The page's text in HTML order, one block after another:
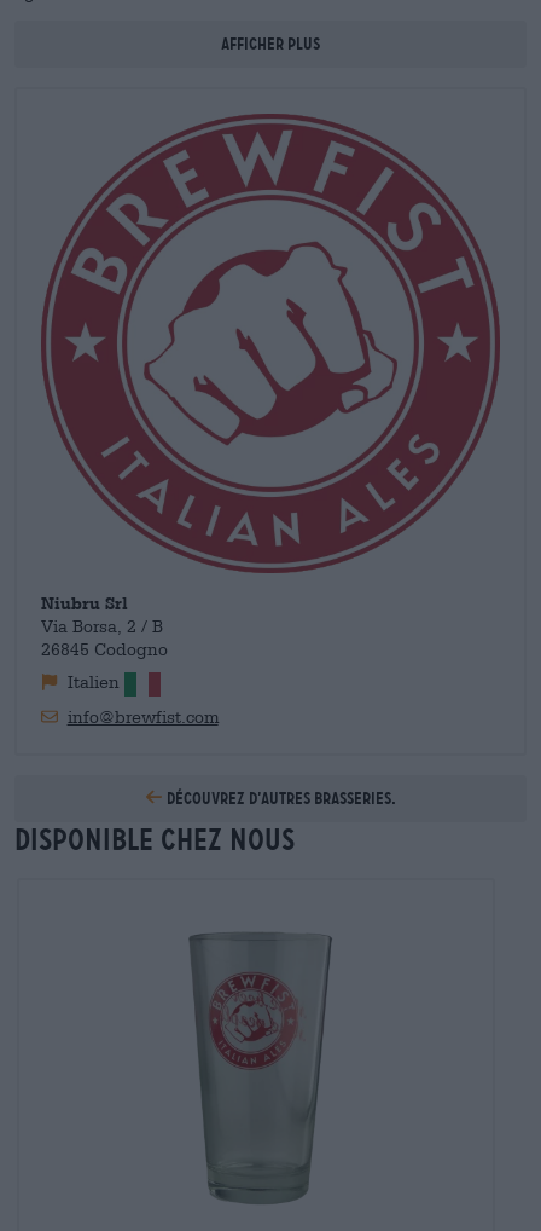
ambitieux : la brasserie et sa gamme doivent constamment
n’oublient pas leurs trois standards. Les créations BrewFist
sont des bières uniques au caractère buvable et d'une qualité
exceptionnelle.
Afficher plus
Niubru Srl
Via Borsa, 2 / B
26845 Codogno
Italien
info@brewfist.com
Découvrez d’autres brasseries.
Disponible chez nous